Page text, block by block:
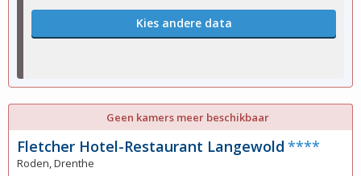
Kies andere data
Geen kamers meer beschikbaar
Fletcher Hotel-Restaurant Langewold ****
Roden, Drenthe